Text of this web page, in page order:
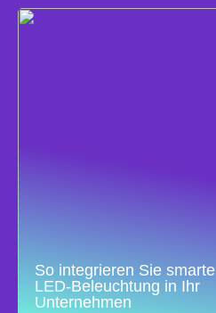
So integrieren Sie smarte
LED-Beleuchtung in Ihr
Unternehmen